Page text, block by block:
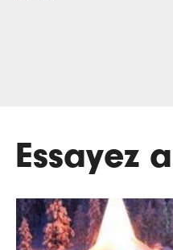
Essayez